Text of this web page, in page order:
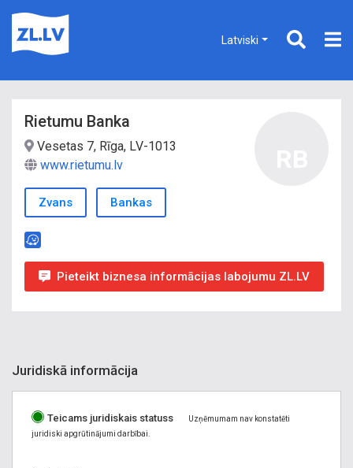
Latviski
Rietumu Banka
Vesetas 7, Rīga, LV-1013
www.rietumu.lv
Zvans Bankas
Pieteikt biznesa informācijas labojumu ZL.LV
Juridiskā informācija
Teicams juridiskais statuss
Uzņēmumam nav konstatēti
juridiski apgrūtinājumi darbībai.